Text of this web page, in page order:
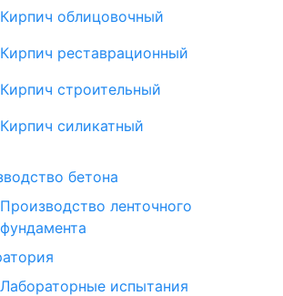
Кирпич облицовочный
Кирпич реставрационный
Кирпич строительный
Кирпич силикатный
бетона
Производство ленточного
фундамента
Лабораторные испытания